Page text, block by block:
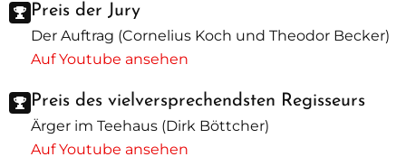
Preis der Jury
Der Auftrag (Cornelius Koch und Theodor Becker)
Auf Youtube ansehen
Preis des vielversprechendsten Regisseurs
Ärger im Teehaus (Dirk Böttcher)
Auf Youtube ansehen